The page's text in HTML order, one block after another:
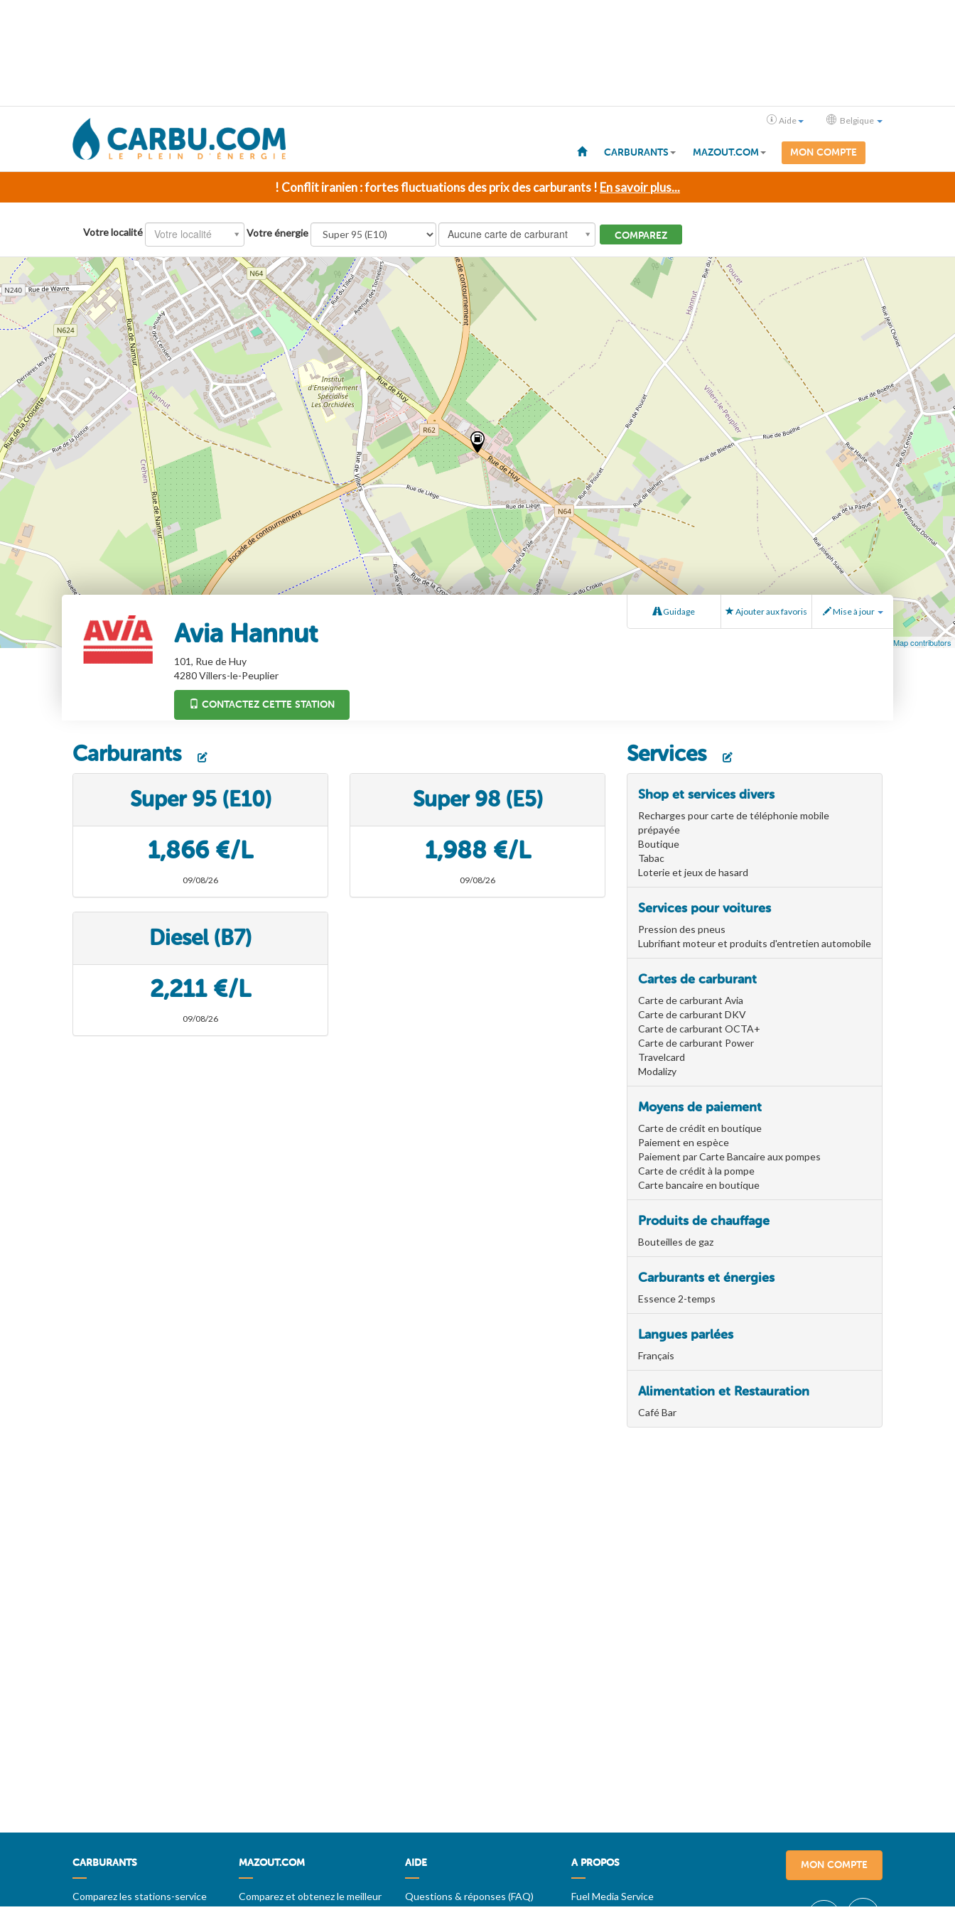
Aide Belgique
CARBURANTS MAZOUT.COM MON COMPTE
! Conflit iranien : fortes fluctuations des prix des carburants ! En savoir plus...
Votre localité Votre localité Votre énergie Aucune carte de carburant COMPAREZ
OpenStreetMap contributors
Avia Hannut
101, Rue de Huy
4280 Villers-le-Peuplier
CONTACTEZ CETTE STATION
Guidage Ajouter aux favoris Mise à jour
Carburants
Super 95 (E10)
1,866 €/L
09/08/26
Super 98 (E5)
1,988 €/L
09/08/26
Diesel (B7)
2,211 €/L
09/08/26
Services
Shop et services divers
Recharges pour carte de téléphonie mobile
prépayée
Boutique
Tabac
Loterie et jeux de hasard
Services pour voitures
Pression des pneus
Lubrifiant moteur et produits d'entretien automobile
Cartes de carburant
Carte de carburant Avia
Carte de carburant DKV
Carte de carburant OCTA+
Carte de carburant Power
Travelcard
Modalizy
Moyens de paiement
Carte de crédit en boutique
Paiement en espèce
Paiement par Carte Bancaire aux pompes
Carte de crédit à la pompe
Carte bancaire en boutique
Produits de chauffage
Bouteilles de gaz
Carburants et énergies
Essence 2-temps
Langues parlées
Français
Alimentation et Restauration
Café Bar
CARBURANTS
Comparez les stations-service
MAZOUT.COM
Comparez et obtenez le meilleur
AIDE
Questions & réponses (FAQ)
A PROPOS
Fuel Media Service
MON COMPTE